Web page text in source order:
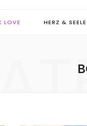
LOVE HERZ & SEELE